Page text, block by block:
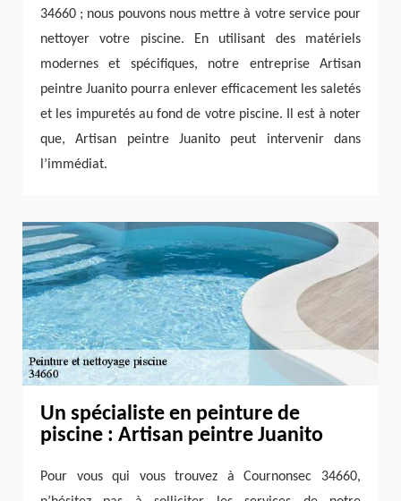
34660 ; nous pouvons nous mettre à votre service pour
nettoyer votre piscine. En utilisant des matériels
modernes et spécifiques, notre entreprise Artisan
peintre Juanito pourra enlever efficacement les saletés
et les impuretés au fond de votre piscine. Il est à noter
que, Artisan peintre Juanito peut intervenir dans
l’immédiat.
Un spécialiste en peinture de
piscine : Artisan peintre Juanito
Pour vous qui vous trouvez à Cournonsec 34660,